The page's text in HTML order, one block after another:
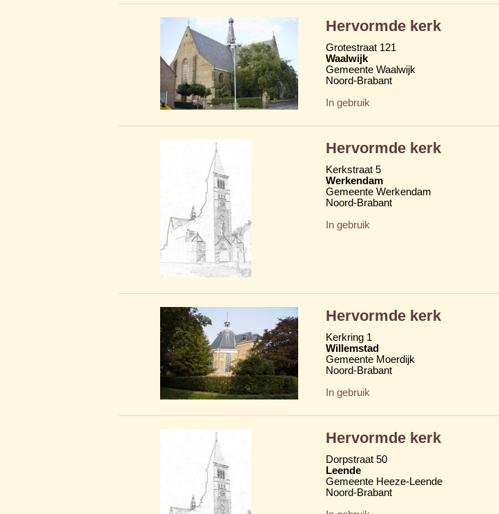
Hervormde kerk
Grotestraat 121
Waalwijk
Gemeente Waalwijk
Noord-Brabant
In gebruik
Hervormde kerk
Kerkstraat 5
Werkendam
Gemeente Werkendam
Noord-Brabant
In gebruik
Hervormde kerk
Kerkring 1
Willemstad
Gemeente Moerdijk
Noord-Brabant
In gebruik
Hervormde kerk
Dorpstraat 50
Leende
Gemeente Heeze-Leende
Noord-Brabant